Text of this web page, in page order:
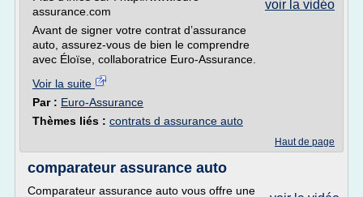
voir la vidéo
assurance.com
Avant de signer votre contrat d’assurance
auto, assurez-vous de bien le comprendre
avec Éloïse, collaboratrice Euro-Assurance.
Voir la suite
Par : Euro-Assurance
Thèmes liés : contrats d assurance auto
Haut de page
comparateur assurance auto
Comparateur assurance auto vous offre une